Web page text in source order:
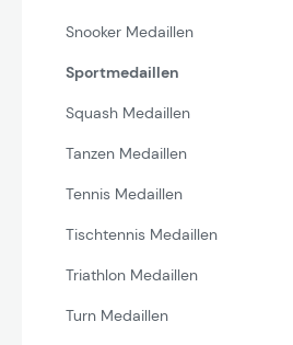
Snooker Medaillen
Sportmedaillen
Squash Medaillen
Tanzen Medaillen
Tennis Medaillen
Tischtennis Medaillen
Triathlon Medaillen
Turn Medaillen